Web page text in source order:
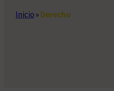
Inicio»Derecho